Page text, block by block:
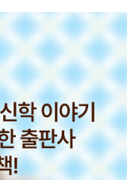
소개하는 부분에
선생님이든 누구든
잘못했다고 하면
배워서 적절한 반응
쪽 모두의 노력이
죄가 아닌데 계속
는 건 죄다. 정말
가는 바뀌어야 할
는 순간부터 세상
는 것부터, 수업
가와 친구가 되는
있다 나 장애인 맞
도 있다 설령 누군
이 아니라는 것 !